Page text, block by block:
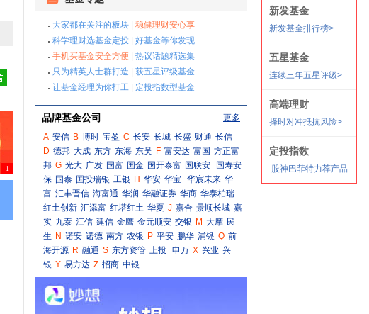
品牌基金公司
更多
A 安信 B 博时 宝盈 C 长安 长城 长盛 财通 长信
D 德邦 大成 东方 东海 东吴 F 富安达 富国 方正富
邦 G 光大 广发 国富 国金 国开泰富 国联安
国寿安
保 国泰 国投瑞银 工银 H 华安 华宝 华宸未来 华
富 汇丰晋信 海富通 华润 华融证券 华商 华泰柏瑞
红土创新 汇添富 红塔红土 华夏 J 嘉合 景顺长城 嘉
实 九泰 江信 建信 金鹰 金元顺安 交银 M 大摩 民
生 N 诺安 诺德 南方 农银 P 平安 鹏华 浦银 Q 前
海开源 R 融通 S 东方资管 上投 申万 X 兴业 兴
银 Y 易方达 Z 招商 中银